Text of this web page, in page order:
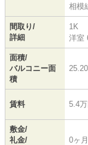
相模
間取り/
詳細
1K
洋室
面積/
バルコニー面
積
賃料 5.4万
敷金/
礼金/
0ヶ